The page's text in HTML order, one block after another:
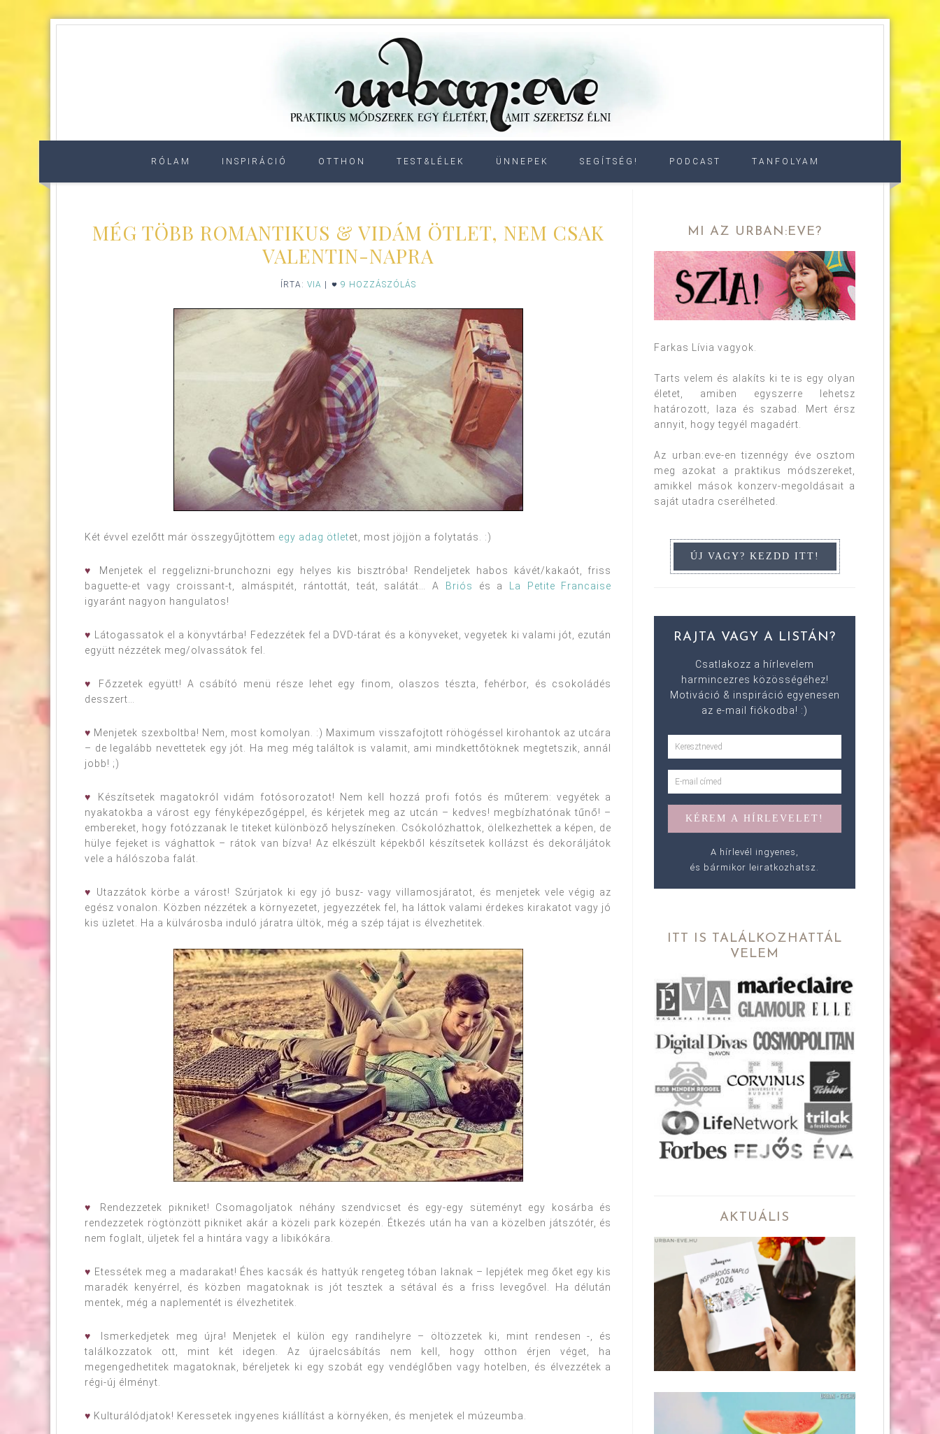
RÓLAM INSPIRÁCIÓ OTTHON TEST&LÉLEK ÜNNEPEK SEGÍTSÉG! PODCAST TANFOLYAM
MÉG TÖBB ROMANTIKUS & VIDÁM ÖTLET, NEM CSAK
VALENTIN-NAPRA
ÍRTA: VIA 9 HOZZÁSZÓLÁS
Két évvel ezelőtt már összegyűjtöttem egy adag ötletet, most jöjjön a folytatás. :)
♥
Menjetek el reggelizni-brunchozni egy helyes kis bisztróba! Rendeljetek habos kávét/kakaót, friss
baguette-et vagy croissant-t, almáspitét, rántottát, teát, salátát… A
Briós és a
La Petite Francaise
igyaránt nagyon hangulatos!
♥ Látogassatok el a könyvtárba! Fedezzétek fel a DVD-tárat és a könyveket, vegyetek ki valami jót, ezután
együtt nézzétek meg/olvassátok fel.
♥
Főzzetek együtt! A csábító menü része lehet egy finom, olaszos tészta, fehérbor, és csokoládés
desszert…
♥ Menjetek szexboltba! Nem, most komolyan. :) Maximum visszafojtott röhögéssel kirohantok az utcára
– de legalább nevettetek egy jót. Ha meg még találtok is valamit, ami mindkettőtöknek megtetszik, annál
jobb! ;)
♥
Készítsetek magatokról vidám fotósorozatot! Nem kell hozzá profi fotós és műterem: vegyétek a
nyakatokba a várost egy fényképezőgéppel, és kérjetek meg az utcán – kedves! megbízhatónak tűnő! –
embereket, hogy fotózzanak le titeket különböző helyszíneken. Csókolózhattok, ölelkezhettek a képen, de
hülye fejeket is vághattok – rátok van bízva! Az elkészült képekből készítsetek kollázst és dekoráljátok
vele a hálószoba falát.
♥
Utazzátok körbe a várost! Szúrjatok ki egy jó busz- vagy villamosjáratot, és menjetek vele végig az
egész vonalon. Közben nézzétek a környezetet, jegyezzétek fel, ha láttok valami érdekes kirakatot vagy jó
kis üzletet. Ha a külvárosba induló járatra ültök, még a szép tájat is élvezhetitek.
♥
Rendezzetek pikniket! Csomagoljatok néhány szendvicset és egy-egy süteményt egy kosárba és
rendezzetek rögtönzött pikniket akár a közeli park közepén. Étkezés után ha van a közelben játszótér, és
nem foglalt, üljetek fel a hintára vagy a libikókára.
♥ Etessétek meg a madarakat! Éhes kacsák és hattyúk rengeteg tóban laknak – lepjétek meg őket egy kis
maradék kenyérrel, és közben magatoknak is jót tesztek a sétával és a friss levegővel. Ha délután
mentek, még a naplementét is élvezhetitek.
♥
Ismerkedjetek meg újra! Menjetek el külön egy randihelyre – öltözzetek ki, mint rendesen -, és
találkozzatok ott, mint két idegen. Az újraelcsábítás nem kell, hogy otthon érjen véget, ha
megengedhetitek magatoknak, béreljetek ki egy szobát egy vendéglőben vagy hotelben, és élvezzétek a
régi-új élményt.
♥ Kulturálódjatok! Keressetek ingyenes kiállítást a környéken, és menjetek el múzeumba.
MI AZ URBAN:EVE?
Farkas Lívia vagyok.
Tarts velem és alakíts ki te is egy olyan
életet, amiben egyszerre lehetsz
határozott, laza és szabad. Mert érsz
annyit, hogy tegyél magadért.
Az urban:eve-en tizennégy éve osztom
meg azokat a praktikus módszereket,
amikkel mások konzerv-megoldásait a
saját utadra cserélheted.
RAJTA VAGY A LISTÁN?
Csatlakozz a hírlevelem
harmincezres közösségéhez!
Motiváció & inspiráció egyenesen
az e-mail fiókodba! :)
A hírlevél ingyenes,
és bármikor leiratkozhatsz.
ITT IS TALÁLKOZHATTÁL
VELEM
AKTUÁLIS